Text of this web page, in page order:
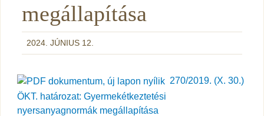
megállapítása
2024. JÚNIUS 12.
270/2019. (X. 30.)
ÖKT. határozat: Gyermekétkeztetési
nyersanyagnormák megállapítása